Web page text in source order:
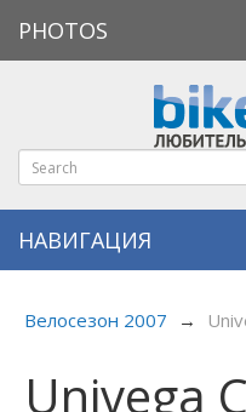
PHOTOS
НАВИГАЦИЯ
Велосезон 2007 →
Univega